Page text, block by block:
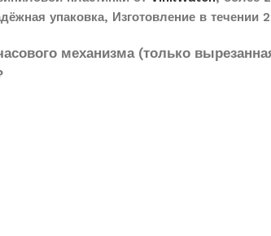
упаковка, Изготовление в течении
механизма (только